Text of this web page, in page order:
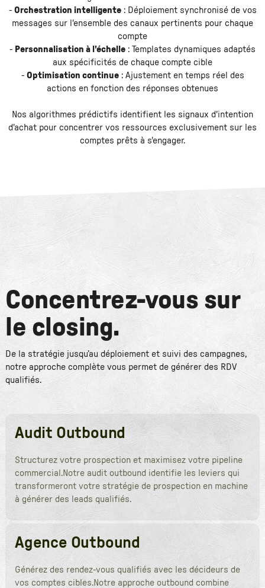
- Orchestration intelligente: Déploiement synchronisé de vos
messages sur l'ensemble des canaux pertinents pour chaque
compte
- Personnalisation à l'échelle: Templates dynamiques adaptés
aux spécificités de chaque compte cible
- Optimisation continue: Ajustement en temps réel des
actions en fonction des réponses obtenues
Nos algorithmes prédictifs identifient les signaux d'intention
d'achat pour concentrer vos ressources exclusivement sur les
comptes prêts à s'engager.
Concentrez-vous sur
le closing.
De la stratégie jusqu’au déploiement et suivi des campagnes,
notre approche complète vous permet de générer des RDV
qualifiés.
Audit Outbound
Structurez votre prospection et maximisez votre pipeline
commercial.Notre audit outbound identifie les leviers qui
transformeront votre stratégie de prospection en machine
à générer des leads qualifiés.
Agence Outbound
Générez des rendez-vous qualifiés avec les décideurs de
vos comptes cibles.Notre approche outbound combine